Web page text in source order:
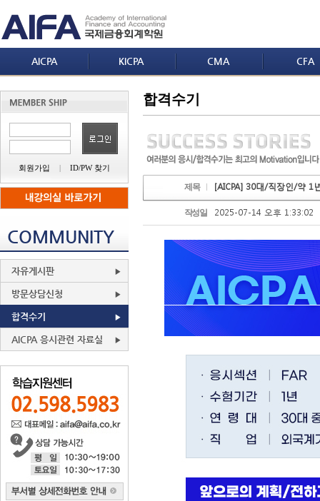
AICPA KICPA CMA CFA
회원가입 | ID/PW 찾기
COMMUNITY
자유게시판
방문상담신청
합격수기
AICPA 응시관련 자료실
합격수기
제목 [AICPA] 30대/직장인/약 1
작성일 2025-07-14 오후 1:33:02